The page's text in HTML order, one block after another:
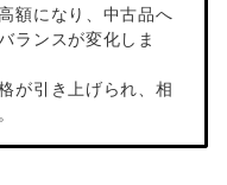
額になり、中古品へ
ランスが変化しま
が引き上げられ、相